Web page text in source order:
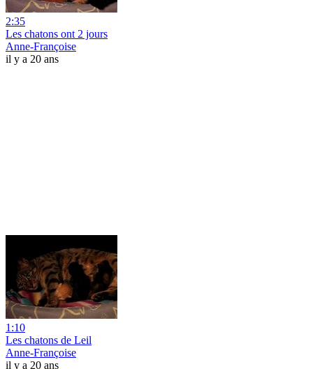
2:35
Les chatons ont 2 jours
Anne-Françoise
il y a 20 ans
1:10
Les chatons de Leil
Anne-Françoise
il y a 20 ans